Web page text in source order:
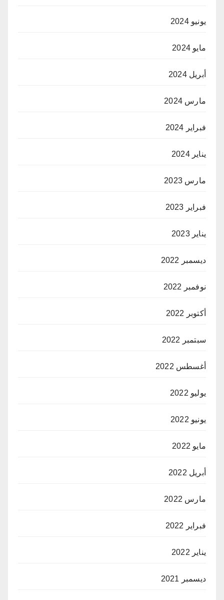
يونيو 2024
مايو 2024
أبريل 2024
مارس 2024
فبراير 2024
يناير 2024
مارس 2023
فبراير 2023
يناير 2023
ديسمبر 2022
نوفمبر 2022
أكتوبر 2022
سبتمبر 2022
أغسطس 2022
يوليو 2022
يونيو 2022
مايو 2022
أبريل 2022
مارس 2022
فبراير 2022
يناير 2022
ديسمبر 2021